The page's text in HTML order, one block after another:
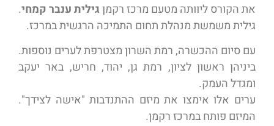
את הקורס ליוותה מטעם מרכז רקמןגילית ענבר קמחי.
גילית משמשת מנהלת תחום התמיכה הרגשית במרכז.
עם סיום ההכשרה, רמת השרון מצטרפת לערים נוספות.
ביניהן ראשון לציון, רמת גן, יהוד, חריש, באר יעקב
ומגדל העמק.
ערים אלו אימצו את מיזם ההתנדבות "אישה לצידך".
המיזם פותח במרכז רקמן.